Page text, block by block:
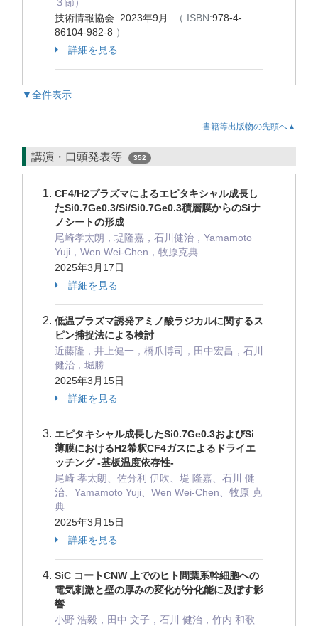
技術情報協会 2023年9月
（ ISBN:978-4-
86104-982-8 ）
詳細を見る
▼全件表示
書籍等出版物の先頭へ▲
講演・口頭発表等 352
CF4/H2プラズマによるエピタキシャル成長し
たSi0.7Ge0.3/Si/Si0.7Ge0.3積層膜からのSiナ
ノシートの形成
尾崎孝太朗，堤隆嘉，石川健治，Yamamoto
Yuji，Wen Wei-Chen，牧原克典
2025年3月17日
詳細を見る
低温プラズマ誘発アミノ酸ラジカルに関するス
ピン捕捉法による検討
近藤隆，井上健一，橋爪博司，田中宏昌，石川
健治，堀勝
2025年3月15日
詳細を見る
エピタキシャル成長したSi0.7Ge0.3およびSi
薄膜におけるH2希釈CF4ガスによるドライエ
ッチング -基板温度依存性-
尾崎 孝太朗、佐分利 伊吹、堤 隆嘉、石川 健
治、Yamamoto Yuji、Wen Wei-Chen、牧原 克
典
2025年3月15日
詳細を見る
SiC コートCNW 上でのヒト間葉系幹細胞への
電気刺激と壁の厚みの変化が分化能に及ぼす影
響
小野 浩毅，田中 文子，石川 健治，竹内 和歌